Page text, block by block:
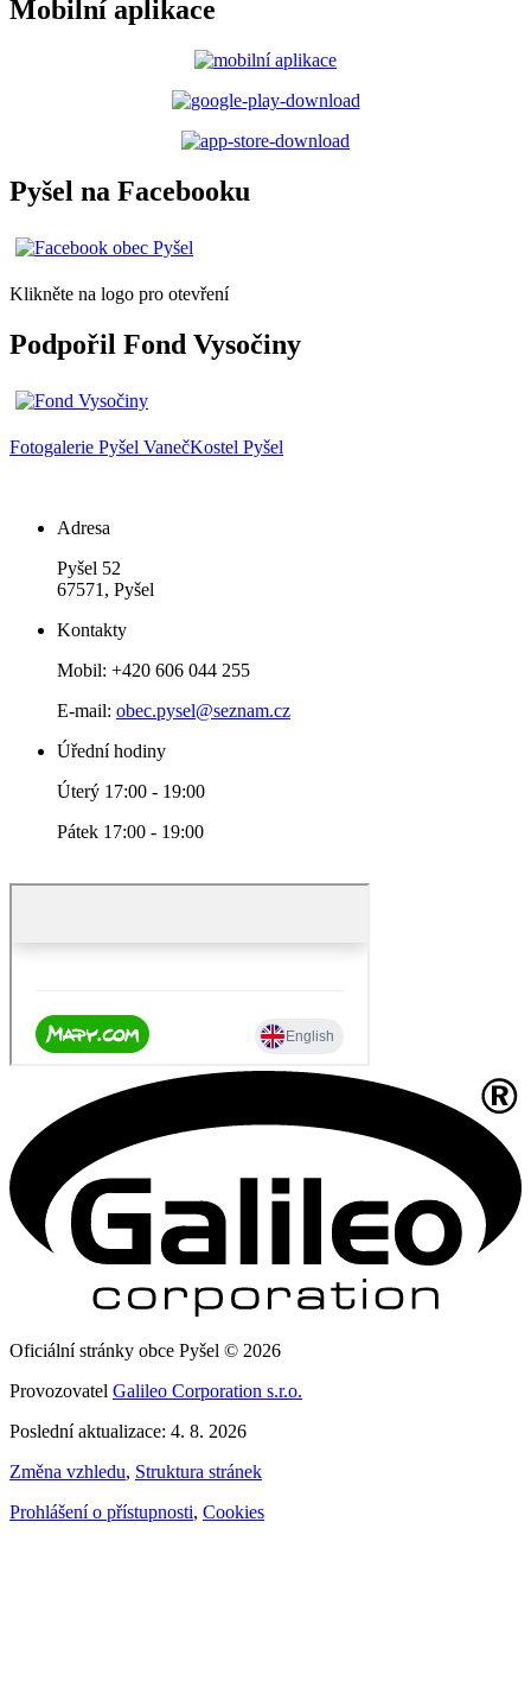
Mobilní aplikace
Pyšel na Facebooku
Klikněte na logo pro otevření
Podpořil Fond Vysočiny
Fotogalerie Pyšel VanečKostel Pyšel
Adresa
Pyšel 52
67571, Pyšel
Kontakty
Mobil: +420 606 044 255
E-mail: obec.pysel@seznam.cz
Úřední hodiny
Úterý 17:00 - 19:00
Pátek 17:00 - 19:00
Oficiální stránky obce Pyšel © 2026
Provozovatel Galileo Corporation s.r.o.
Poslední aktualizace: 4. 8. 2026
Změna vzhledu, Struktura stránek
Prohlášení o přístupnosti, Cookies